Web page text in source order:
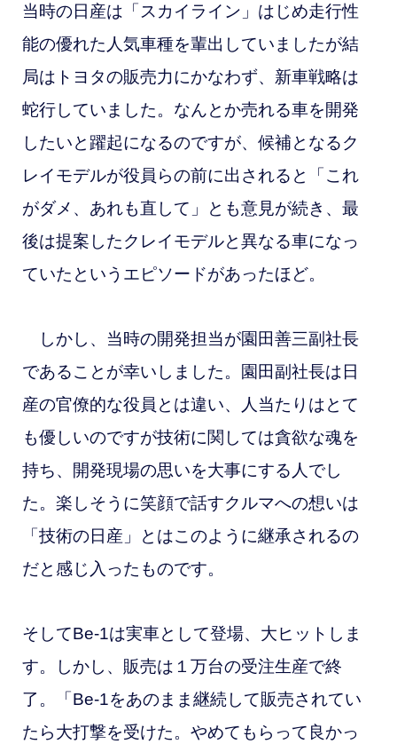
当時の日産は「スカイライン」はじめ走行性
能の優れた人気車種を輩出していましたが結
局はトヨタの販売力にかなわず、新車戦略は
蛇行していました。なんとか売れる車を開発
したいと躍起になるのですが、候補となるク
レイモデルが役員らの前に出されると「これ
がダメ、あれも直して」とも意見が続き、最
後は提案したクレイモデルと異なる車になっ
ていたというエピソードがあったほど。
しかし、当時の開発担当が園田善三副社長
であることが幸いしました。園田副社長は日
産の官僚的な役員とは違い、人当たりはとて
も優しいのですが技術に関しては貪欲な魂を
持ち、開発現場の思いを大事にする人でし
た。楽しそうに笑顔で話すクルマへの想いは
「技術の日産」とはこのように継承されるの
だと感じ入ったものです。
そしてBe-1は実車として登場、大ヒットしま
す。しかし、販売は１万台の受注生産で終
了。「Be-1をあのまま継続して販売されてい
たら大打撃を受けた。やめてもらって良かっ